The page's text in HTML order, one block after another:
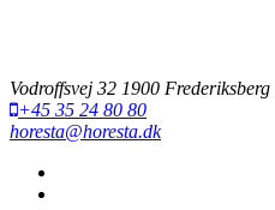
Vodroffsvej 32 1900 Frederiksberg
+45 35 24 80 80
horesta@horesta.dk